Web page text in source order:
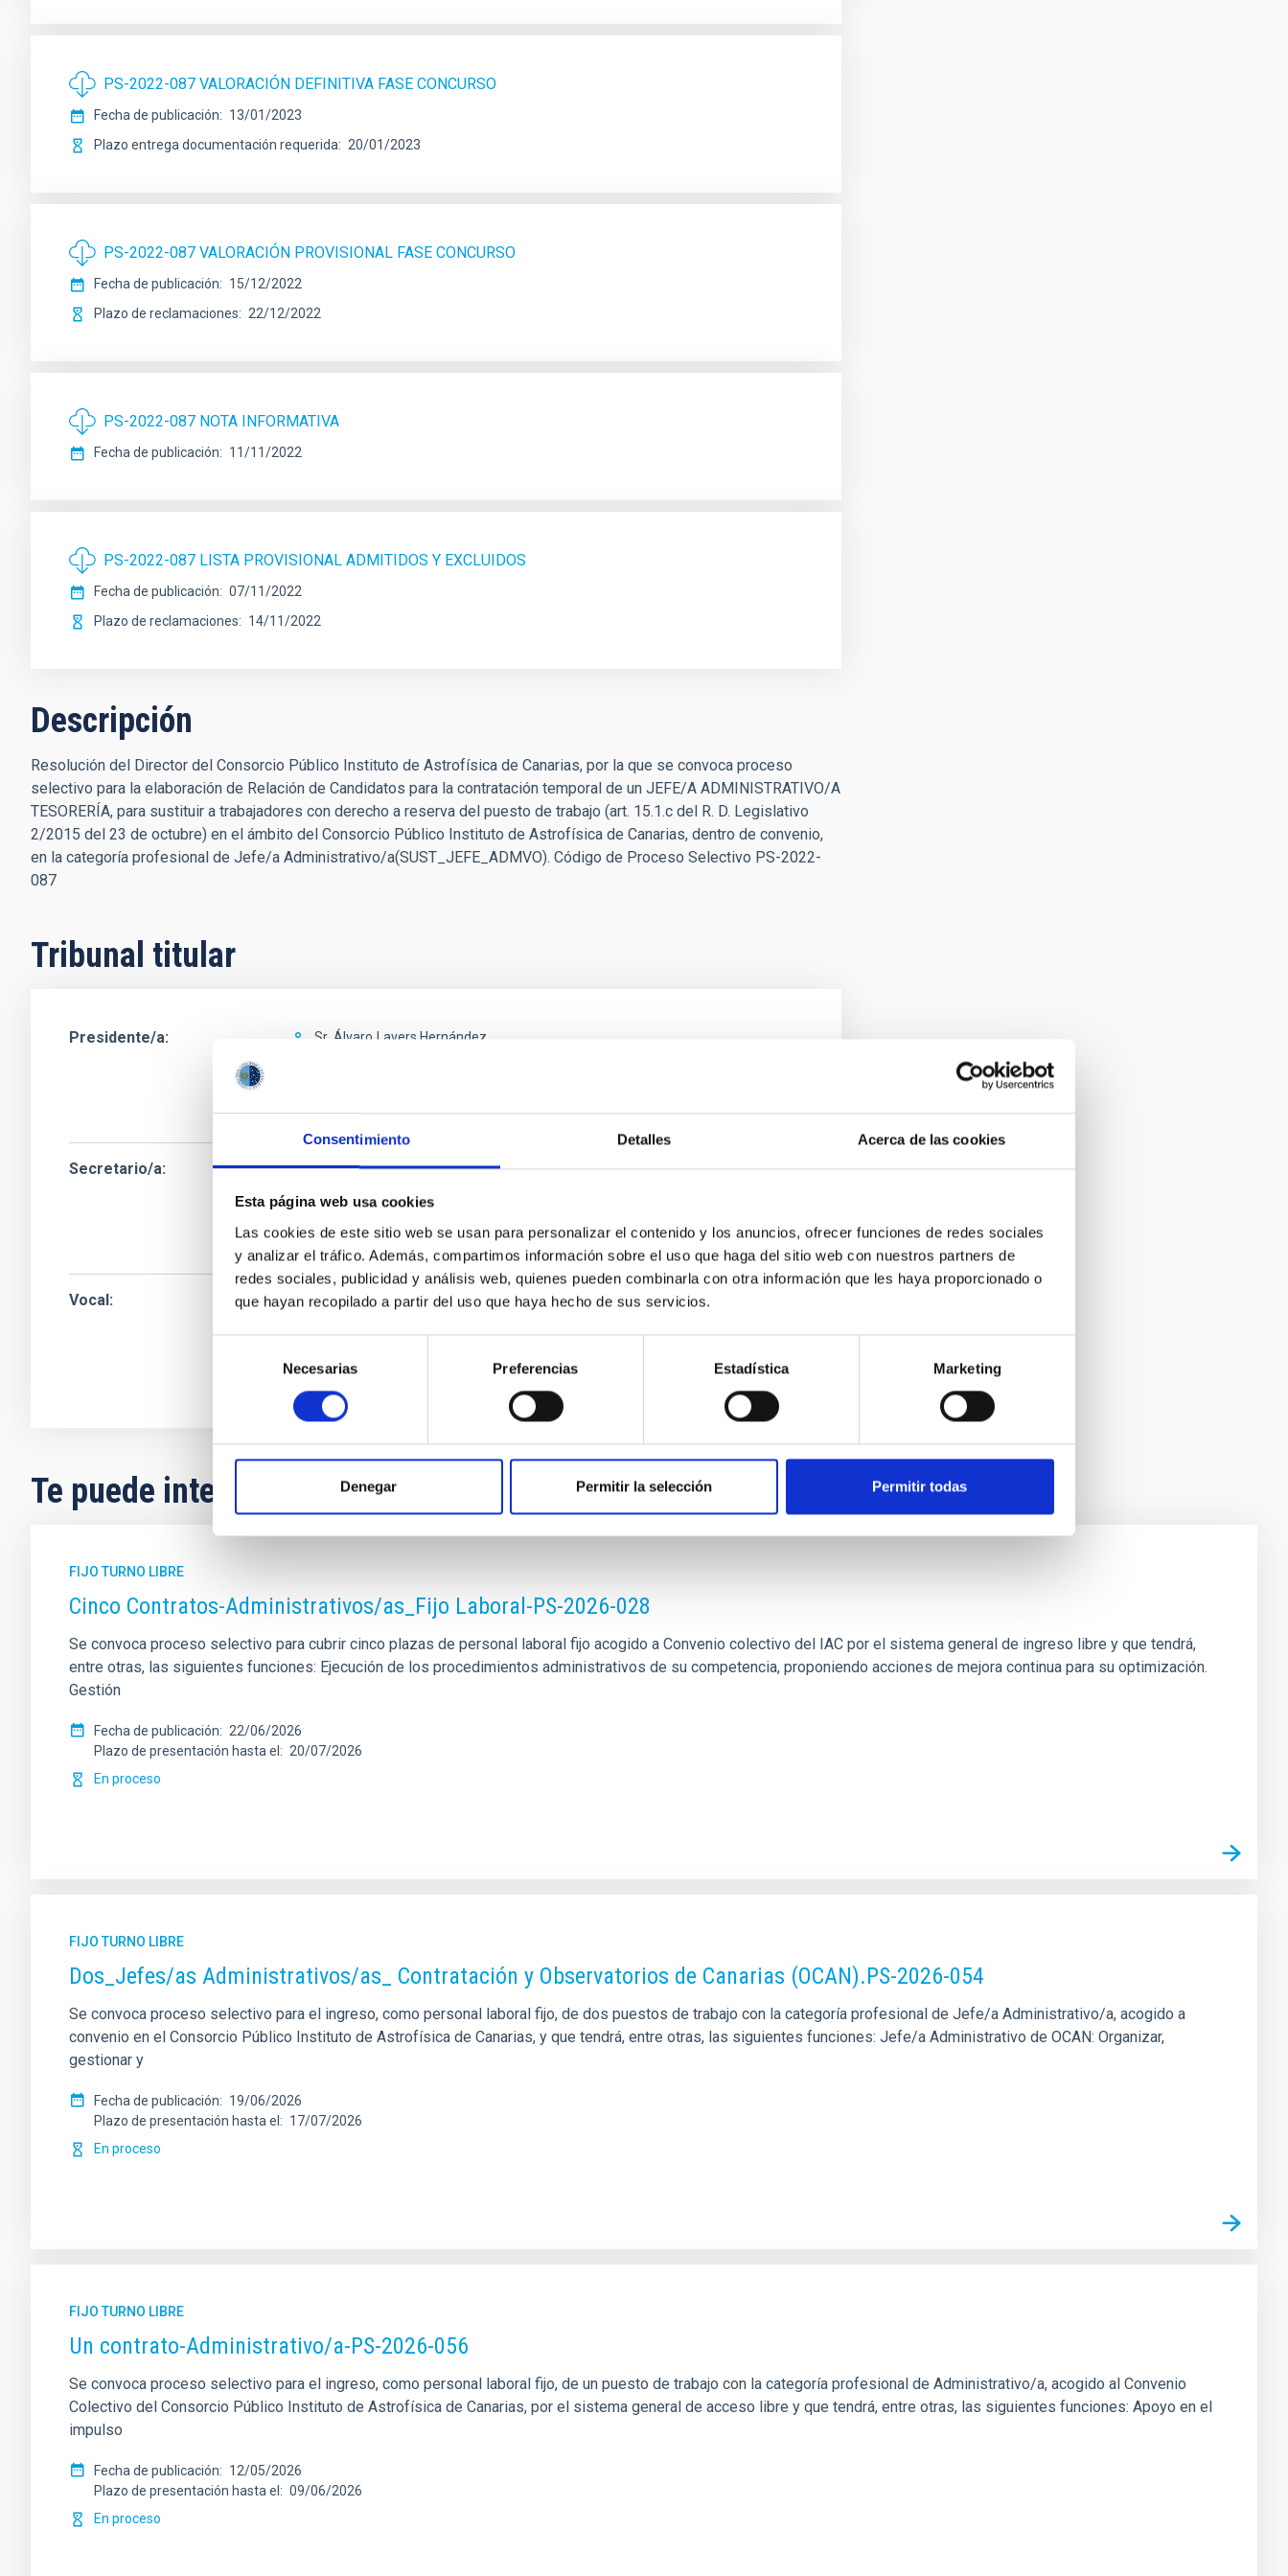
Consentimiento Detalles Acerca de las cookies
Esta página web usa cookies
Las cookies de este sitio web se usan para personalizar el contenido y los anuncios, ofrecer funciones de redes sociales
y analizar el tráfico. Además, compartimos información sobre el uso que haga del sitio web con nuestros partners de
redes sociales, publicidad y análisis web, quienes pueden combinarla con otra información que les haya proporcionado o
que hayan recopilado a partir del uso que haya hecho de sus servicios.
consentimiento
Necesarias Preferencias Estadística Marketing
Denegar Permitir la selección Permitir todas
PS-2022-087 VALORACIÓN DEFINITIVA FASE CONCURSO
Fecha de publicación
13/01/2023
Plazo entrega documentación requerida
20/01/2023
PS-2022-087 VALORACIÓN PROVISIONAL FASE CONCURSO
Fecha de publicación
15/12/2022
Plazo de reclamaciones
22/12/2022
PS-2022-087 NOTA INFORMATIVA
Fecha de publicación 11/11/2022
PS-2022-087 LISTA PROVISIONAL ADMITIDOS Y EXCLUIDOS
Fecha de publicación
07/11/2022
Plazo de reclamaciones
14/11/2022
Descripción
Resolución del Director del Consorcio Público Instituto de Astrofísica de Canarias, por la que se convoca proceso
selectivo para la elaboración de Relación de Candidatos para la contratación temporal de un JEFE/A ADMINISTRATIVO/A
TESORERÍA, para sustituir a trabajadores con derecho a reserva del puesto de trabajo (art. 15.1.c del R. D. Legislativo
2/2015 del 23 de octubre) en el ámbito del Consorcio Público Instituto de Astrofísica de Canarias, dentro de convenio,
en la categoría profesional de Jefe/a Administrativo/a(SUST_JEFE_ADMVO). Código de Proceso Selectivo PS-2022-
087
Tribunal titular
Presidente/a Sr. Álvaro Lavers Hernández
Secretario/a Sr. Dionisio Jesús Pérez de La Rosa
Instituto de Astrofísica de Canarias (IAC)
Jefe/a Departamento
Vocal Sra. Antonia Delia García Méndez
Te puede interesar
FIJO TURNO LIBRE
Cinco Contratos-Administrativos/as_Fijo Laboral-PS-2026-028
Se convoca proceso selectivo para cubrir cinco plazas de personal laboral fijo acogido a Convenio colectivo del IAC por el sistema general de ingreso libre y que tendrá,
entre otras, las siguientes funciones: Ejecución de los procedimientos administrativos de su competencia, proponiendo acciones de mejora continua para su optimización.
Gestión
Fecha de publicación
22/06/2026
Plazo de presentación hasta el
20/07/2026
En proceso
FIJO TURNO LIBRE
Dos_Jefes/as Administrativos/as_ Contratación y Observatorios de Canarias (OCAN).PS-2026-054
Se convoca proceso selectivo para el ingreso, como personal laboral fijo, de dos puestos de trabajo con la categoría profesional de Jefe/a Administrativo/a, acogido a
convenio en el Consorcio Público Instituto de Astrofísica de Canarias, y que tendrá, entre otras, las siguientes funciones: Jefe/a Administrativo de OCAN: Organizar,
gestionar y
Fecha de publicación
19/06/2026
Plazo de presentación hasta el
17/07/2026
En proceso
FIJO TURNO LIBRE
Un contrato-Administrativo/a-PS-2026-056
Se convoca proceso selectivo para el ingreso, como personal laboral fijo, de un puesto de trabajo con la categoría profesional de Administrativo/a, acogido al Convenio
Colectivo del Consorcio Público Instituto de Astrofísica de Canarias, por el sistema general de acceso libre y que tendrá, entre otras, las siguientes funciones: Apoyo en el
impulso
Fecha de publicación
12/05/2026
Plazo de presentación hasta el
09/06/2026
En proceso